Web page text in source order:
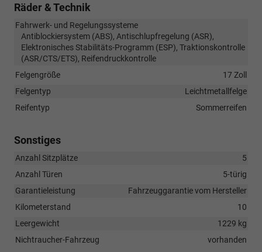
Räder & Technik
Fahrwerk- und Regelungssysteme
Antiblockiersystem (ABS), Antischlupfregelung (ASR),
Elektronisches Stabilitäts-Programm (ESP), Traktionskontrolle
(ASR/CTS/ETS), Reifendruckkontrolle
Felgengröße
17 Zoll
Felgentyp
Leichtmetallfelge
Reifentyp
Sommerreifen
Sonstiges
Anzahl Sitzplätze
5
Anzahl Türen
5-türig
Garantieleistung
Fahrzeuggarantie vom Hersteller
Kilometerstand
10
Leergewicht
1229 kg
Nichtraucher-Fahrzeug
vorhanden